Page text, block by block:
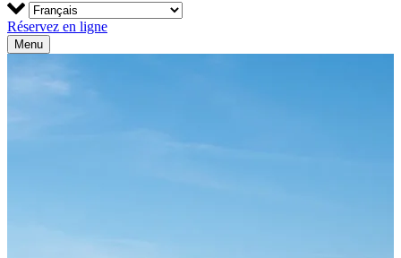
Réservez en ligne
Menu